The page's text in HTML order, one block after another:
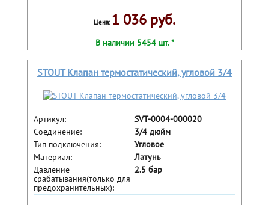
Цена: 1 036 руб.
В наличии 5454 шт. *
STOUT Клапан термостатический, угловой 3/4
Артикул:
SVT-0004-000020
Соединение:
3/4 дюйм
Тип подключения:
Угловое
Материал:
Латунь
Давление
срабатывания(только для
предохранительных):
2.5 бар